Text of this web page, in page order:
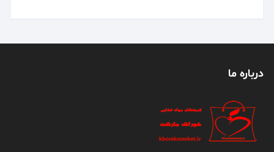
درباره ما